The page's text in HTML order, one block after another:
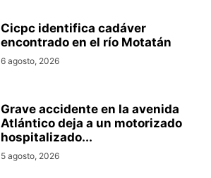
Cicpc identifica cadáver
encontrado en el río Motatán
6 agosto, 2026
Grave accidente en la avenida
Atlántico deja a un motorizado
hospitalizado...
5 agosto, 2026